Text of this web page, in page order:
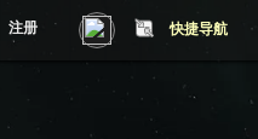
快捷导航
注册